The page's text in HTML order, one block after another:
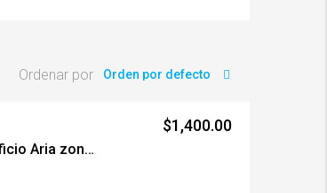
Ordenar por Orden por defecto
#00481 Apartamento en renta Edificio Aria zona 10
$1,400.00